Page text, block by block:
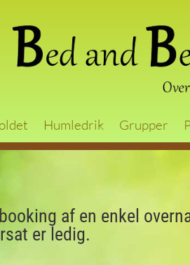
Humledrik Grupper
af en enkel
er ledig.